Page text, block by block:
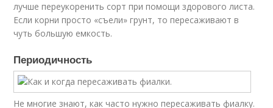
лучше переукоренить сорт при помощи здорового листа.
Если корни просто «съели» грунт, то пересаживают в
чуть большую емкость.
Периодичность
Не многие знают, как часто нужно пересаживать фиалку.